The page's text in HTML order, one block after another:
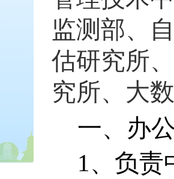
监测部、
估研究所
究所、大
一、办
1、负责